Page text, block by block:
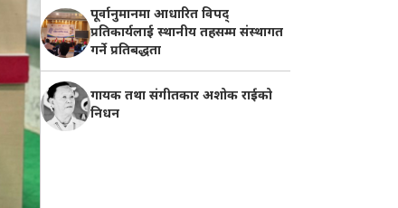
पूर्वानुमानमा आधारित विपद्
प्रतिकार्यलाई स्थानीय तहसम्म संस्थागत
गर्ने प्रतिबद्धता
गायक तथा संगीतकार अशोक राईको
निधन